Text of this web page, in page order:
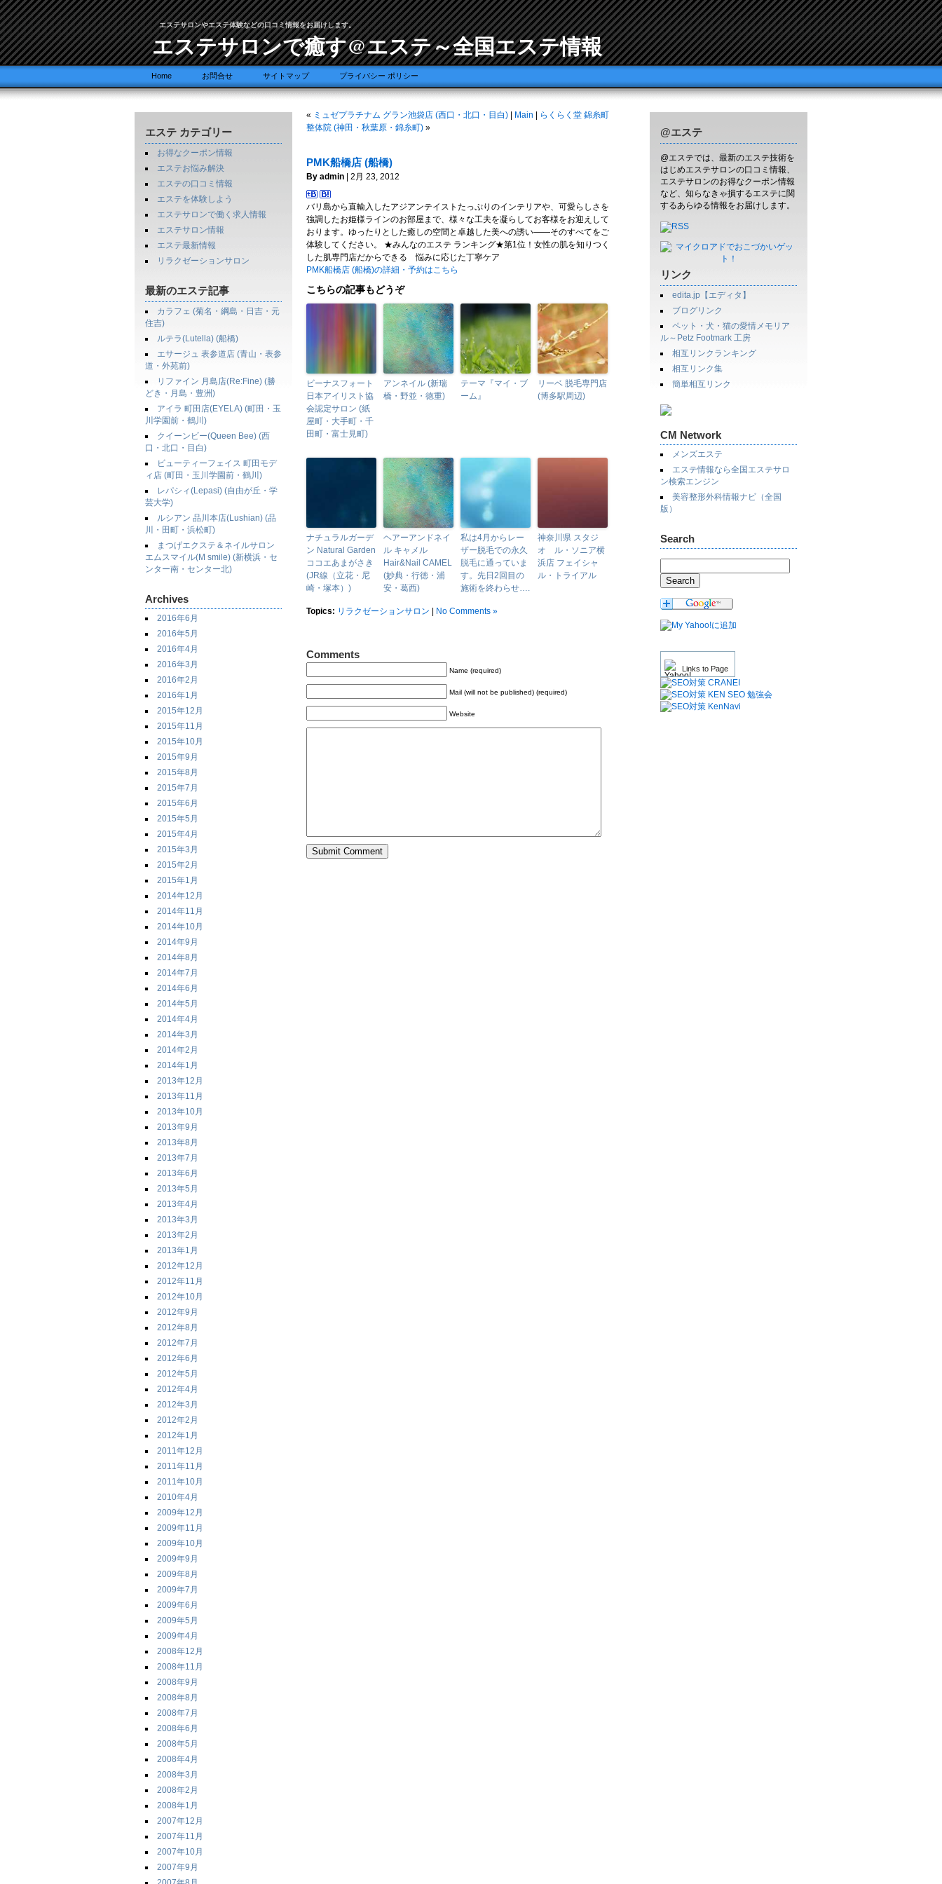
エステサロンやエステ体験などの口コミ情報をお届けします。
エステサロンで癒す@エステ～全国エステ情報
Home お問合せ サイトマップ プライバシー ポリシー
エステ カテゴリー
お得なクーポン情報
エステお悩み解決
エステの口コミ情報
エステを体験しよう
エステサロンで働く求人情報
エステサロン情報
エステ最新情報
リラクゼーションサロン
最新のエステ記事
カラフェ (菊名・綱島・日吉・元
住吉)
ルテラ(Lutella) (船橋)
エサージュ 表参道店 (青山・表参
道・外苑前)
リファイン 月島店(Re:Fine) (勝
どき・月島・豊洲)
アイラ 町田店(EYELA) (町田・玉
川学園前・鶴川)
クイーンビー(Queen Bee) (西
口・北口・目白)
ビューティーフェイス 町田モデ
ィ店 (町田・玉川学園前・鶴川)
レパシィ(Lepasi) (自由が丘・学
芸大学)
ルシアン 品川本店(Lushian) (品
川・田町・浜松町)
まつげエクステ＆ネイルサロン
エムスマイル(M smile) (新横浜・セ
ンター南・センター北)
Archives
2016年6月
2016年5月
2016年4月
2016年3月
2016年2月
2016年1月
2015年12月
2015年11月
2015年10月
2015年9月
2015年8月
2015年7月
2015年6月
2015年5月
2015年4月
2015年3月
2015年2月
2015年1月
2014年12月
2014年11月
2014年10月
2014年9月
2014年8月
2014年7月
2014年6月
2014年5月
2014年4月
2014年3月
2014年2月
2014年1月
2013年12月
2013年11月
2013年10月
2013年9月
2013年8月
2013年7月
2013年6月
2013年5月
2013年4月
2013年3月
2013年2月
2013年1月
2012年12月
2012年11月
2012年10月
2012年9月
2012年8月
2012年7月
2012年6月
2012年5月
2012年4月
2012年3月
2012年2月
2012年1月
2011年12月
2011年11月
2011年10月
2010年4月
2009年12月
2009年11月
2009年10月
2009年9月
2009年8月
2009年7月
2009年6月
2009年5月
2009年4月
2008年12月
2008年11月
2008年9月
2008年8月
2008年7月
2008年6月
2008年5月
2008年4月
2008年3月
2008年2月
2008年1月
2007年12月
2007年11月
2007年10月
2007年9月
@エステ
@エステでは、最新のエステ技術を
はじめエステサロンの口コミ情報、
エステサロンのお得なクーポン情報
など、知らなきゃ損するエステに関
するあらゆる情報をお届けします。
リンク
edita.jp【エディタ】
ブログリンク
ペット・犬・猫の愛情メモリア
ル～Petz Footmark 工房
相互リンクランキング
相互リンク集
簡単相互リンク
CM Network
メンズエステ
エステ情報なら全国エステサロ
ン検索エンジン
美容整形外科情報ナビ（全国
版）
Search
Links to Page
« ミュゼプラチナム グラン池袋店 (西口・北口・目白) Main
らくらく堂 錦糸町
整体院 (神田・秋葉原・錦糸町) »
PMK船橋店 (船橋)
By admin | 2月 23, 2012
バリ島から直輸入したアジアンテイストたっぷりのインテリアや、可愛らしさを
強調したお姫様ラインのお部屋まで、様々な工夫を凝らしてお客様をお迎えして
おります。ゆったりとした癒しの空間と卓越した美への誘い――そのすべてをご
体験してください。 ★みんなのエステ ランキング★第1位！女性の肌を知りつく
した肌専門店だからできる 悩みに応じた丁寧ケア
PMK船橋店 (船橋)の詳細・予約はこちら
こちらの記事もどうぞ
ビーナスフォート
日本アイリスト協
会認定サロン (紙
屋町・大手町・千
田町・富士見町)
アンネイル (新瑞
橋・野並・徳重)
テーマ『マイ・ブ
ーム』
リーベ 脱毛専門店
(博多駅周辺)
ナチュラルガーデ
ン Natural Garden
ココエあまがさき
(JR線（立花・尼
崎・塚本）)
ヘアーアンドネイ
ル キャメル
Hair&Nail CAMEL
(妙典・行徳・浦
安・葛西)
私は4月からレー
ザー脱毛での永久
脱毛に通っていま
す。先日2回目の
施術を終わらせ….
神奈川県 スタジ
オ ル・ソニア横
浜店 フェイシャ
ル・トライアル
Topics: リラクゼーションサロン No Comments »
Comments
Name (required)
Mail (will not be published) (required)
Website